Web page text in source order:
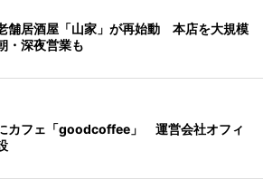
舗居酒屋「山家」が再始動 本店を大規模
・深夜営業も
カフェ「goodcoffee」 運営会社オフィ